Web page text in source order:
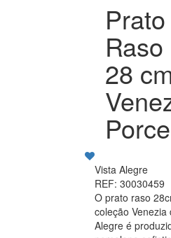
Prato
Raso
28
Vista Alegre
REF: 30030459
O prato raso
coleção Venezia
Alegre é